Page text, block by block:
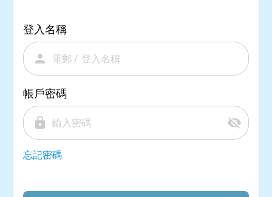
登入名稱
person
帳戶密碼
lock visibility_off
忘記密碼